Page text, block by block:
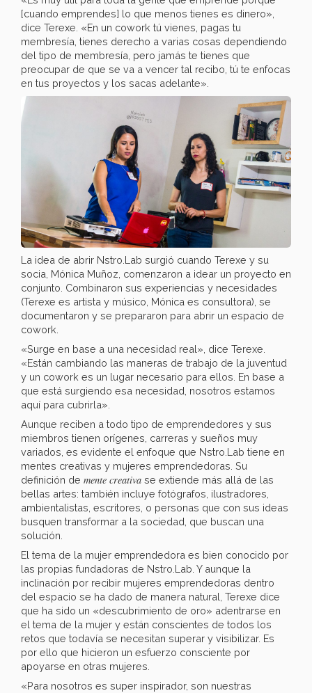
[cuando emprendes] lo que menos tienes es dinero»,
dice Terexe. «En un cowork tú vienes, pagas tu
membresía, tienes derecho a varias cosas dependiendo
del tipo de membresía, pero jamás te tienes que
preocupar de que se va a vencer tal recibo, tú te enfocas
en tus proyectos y los sacas adelante».
La idea de abrir Nstro.Lab surgió cuando Terexe y su
socia, Mónica Muñoz, comenzaron a idear un proyecto en
conjunto. Combinaron sus experiencias y necesidades
(Terexe es artista y músico, Mónica es consultora), se
documentaron y se prepararon para abrir un espacio de
cowork.
«Surge en base a una necesidad real», dice Terexe.
«Están cambiando las maneras de trabajo de la juventud
y un cowork es un lugar necesario para ellos. En base a
que está surgiendo esa necesidad, nosotros estamos
aquí para cubrirla».
Aunque reciben a todo tipo de emprendedores y sus
miembros tienen orígenes, carreras y sueños muy
variados, es evidente el enfoque que Nstro.Lab tiene en
mentes creativas y mujeres emprendedoras. Su
definición de mente creativa se extiende más allá de las
bellas artes: también incluye fotógrafos, ilustradores,
ambientalistas, escritores, o personas que con sus ideas
busquen transformar a la sociedad, que buscan una
solución.
El tema de la mujer emprendedora es bien conocido por
las propias fundadoras de Nstro.Lab. Y aunque la
inclinación por recibir mujeres emprendedoras dentro
del espacio se ha dado de manera natural, Terexe dice
que ha sido un «descubrimiento de oro» adentrarse en
el tema de la mujer y están conscientes de todos los
retos que todavía se necesitan superar y visibilizar. Es
por ello que hicieron un esfuerzo consciente por
apoyarse en otras mujeres.
«Para nosotros es super inspirador, son nuestras